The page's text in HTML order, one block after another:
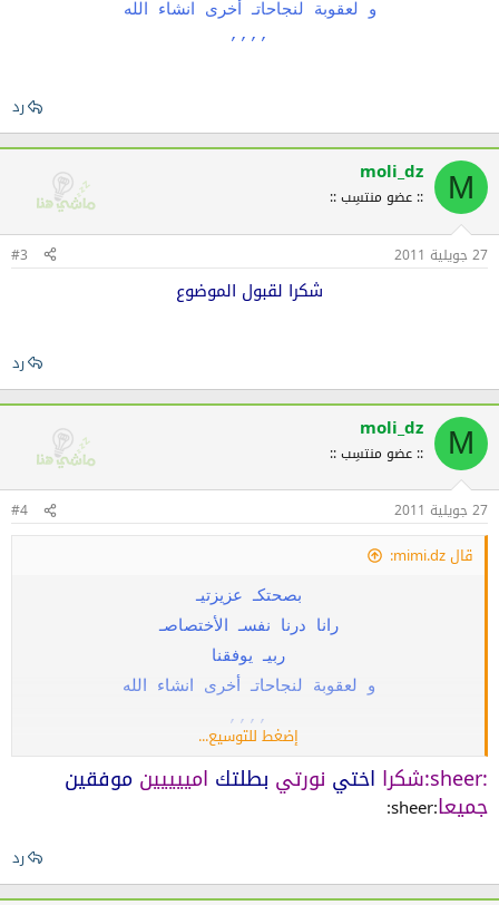
و لعقوبة لنجاحاتـ أخرى انشاء الله
,,,,
رد
M
moli_dz
:: عضو منتسِب ::
27 جويلية 2011 #3
شكرا لقبول الموضوع
رد
M
moli_dz
:: عضو منتسِب ::
27 جويلية 2011 #4
قال mimi.dz:
بصحتكـ عزيزتيـ
رانا درنا نفسـ الأختصاصـ
ربيـ يوفقنا
و لعقوبة لنجاحاتـ أخرى انشاء الله
,,,,
إضغط للتوسيع...
:sheer:شكرا اختي نورتي بطلتك امييييين موفقين
جميعا:sheer:
رد